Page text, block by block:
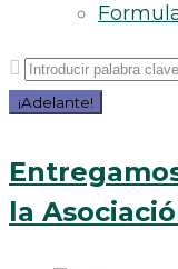
Buscar
por:
¡Adelante!
Día:
9
la